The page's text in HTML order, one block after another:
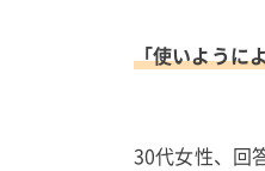
「使いように
30代女性、回